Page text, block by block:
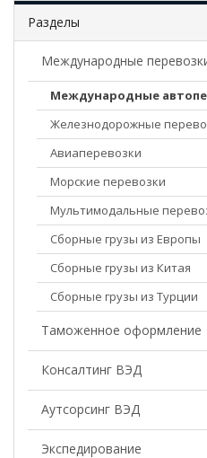
Разделы
Международные
Международные
Железнодорожные
Авиаперевозки
Морские перевозки
Мультимодальные
Сборные грузы из Европы
Сборные грузы из Китая
Сборные грузы из Турции
Таможенное оформление
Консалтинг ВЭД
Аутсорсинг ВЭД
Экспедирование